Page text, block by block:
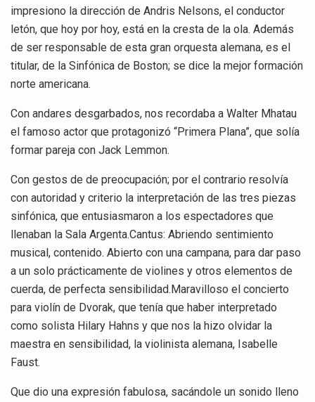
impresiono la dirección de Andris Nelsons, el conductor
letón, que hoy por hoy, está en la cresta de la ola. Además
de ser responsable de esta gran orquesta alemana, es el
titular, de la Sinfónica de Boston; se dice la mejor formación
norte americana.
Con andares desgarbados, nos recordaba a Walter Mhatau
el famoso actor que protagonizó “Primera Plana”, que solía
formar pareja con Jack Lemmon.
Con gestos de de preocupación; por el contrario resolvía
con autoridad y criterio la interpretación de las tres piezas
sinfónica, que entusiasmaron a los espectadores que
llenaban la Sala Argenta.Cantus: Abriendo sentimiento
musical, contenido. Abierto con una campana, para dar paso
a un solo prácticamente de violines y otros elementos de
cuerda, de perfecta sensibilidad.Maravilloso el concierto
para violín de Dvorak, que tenía que haber interpretado
como solista Hilary Hahns y que nos la hizo olvidar la
maestra en sensibilidad, la violinista alemana, Isabelle
Faust.
Que dio una expresión fabulosa, sacándole un sonido lleno